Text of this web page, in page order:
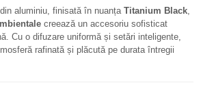
aluminiu, finisată în nuanța Titanium Black,
creează un accesoriu sofisticat
Cu o difuzare uniformă și setări inteligente,
rafinată și plăcută pe durata întregii